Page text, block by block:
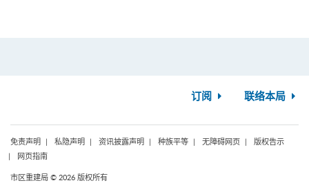
订阅 联络本局
免责声明 私隐声明 资讯披露声明 种族平等 无障碍网页
版权告示
网页指南
市区重建局 © 2026 版权所有